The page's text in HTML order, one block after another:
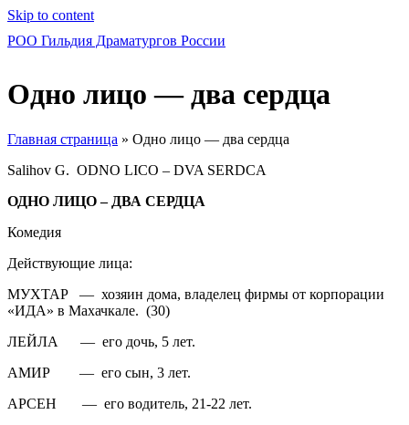
Skip to content
РОО Гильдия Драматургов России
Одно лицо — два сердца
Главная страница » Одно лицо — два сердца
Salihov G. ODNO LICO – DVA SERDCA
ОДНО ЛИЦО – ДВА СЕРДЦА
Комедия
Действующие лица:
МУХТАР — хозяин дома, владелец фирмы от корпорации
«ИДА» в Махачкале. (30)
ЛЕЙЛА — его дочь, 5 лет.
АМИР — его сын, 3 лет.
АРСЕН — его водитель, 21-22 лет.